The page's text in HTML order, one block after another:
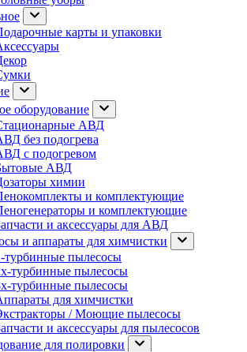
карты и упаковки
оборудование
АВД
без подогрева
с подогревом
АВД
химии
и комплектующие
и комплектующие
и аксессуары для АВД
и аппараты для химчистки
турбинные пылесосы
турбинные пылесосы
турбинные пылесосы
для химчистки
/ Моющие пылесосы
и аксессуары для пылесосов
для полировки